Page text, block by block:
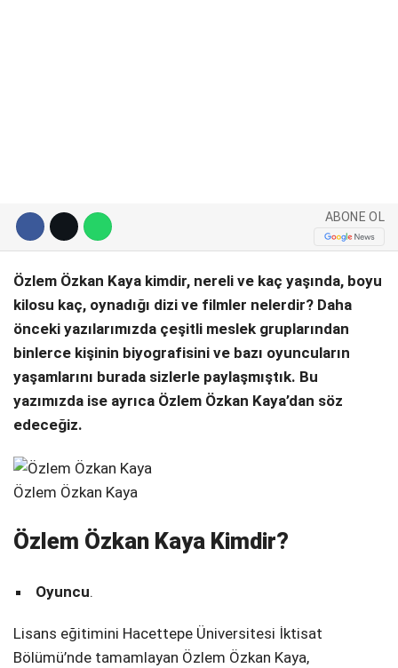
ABONE OL
Özlem Özkan Kaya kimdir, nereli ve kaç yaşında, boyu
kilosu kaç, oynadığı dizi ve filmler nelerdir? Daha
önceki yazılarımızda çeşitli meslek gruplarından
binlerce kişinin biyografisini ve bazı oyuncuların
yaşamlarını burada sizlerle paylaşmıştık. Bu
yazımızda ise ayrıca Özlem Özkan Kaya’dan söz
edeceğiz.
Özlem Özkan Kaya
Özlem Özkan Kaya Kimdir?
Oyuncu.
Lisans eğitimini Hacettepe Üniversitesi İktisat
Bölümü’nde tamamlayan Özlem Özkan Kaya,